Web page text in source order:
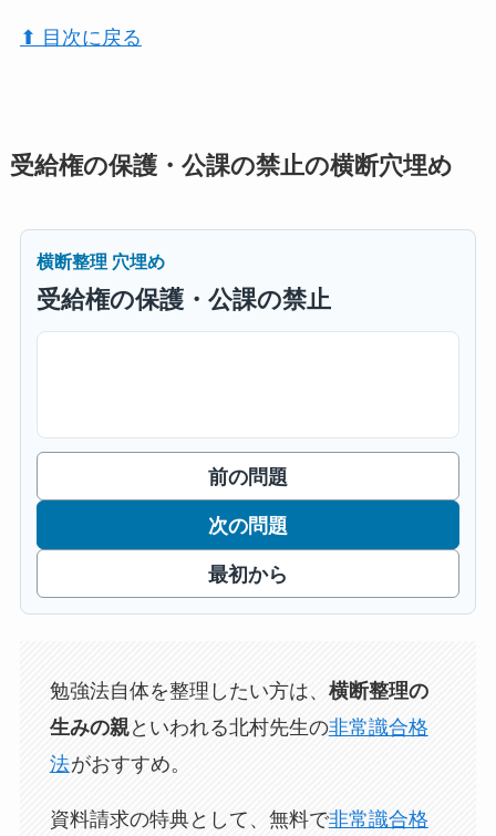
⬆︎ 目次に戻る
受給権の保護・公課の禁止の横断穴埋め
横断整理 穴埋め
受給権の保護・公課の禁止
前の問題
次の問題
最初から
勉強法自体を整理したい方は、 横断整理の
生みの親といわれる北村先生の非常識合格
法がおすすめ。
資料請求の特典として、無料で非常識合格